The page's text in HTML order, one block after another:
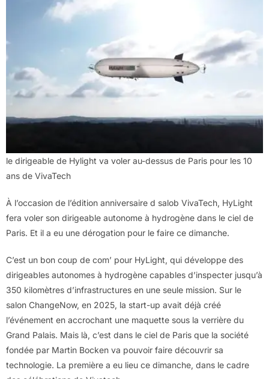
le dirigeable de Hylight va voler au-dessus de Paris pour les 10
ans de VivaTech
À l’occasion de l’édition anniversaire d salob VivaTech, HyLight
fera voler son dirigeable autonome à hydrogène dans le ciel de
Paris. Et il a eu une dérogation pour le faire ce dimanche.
C’est un bon coup de com’ pour HyLight, qui développe des
dirigeables autonomes à hydrogène capables d’inspecter jusqu’à
350 kilomètres d’infrastructures en une seule mission. Sur le
salon ChangeNow, en 2025, la start-up avait déjà créé
l’événement en accrochant une maquette sous la verrière du
Grand Palais. Mais là, c’est dans le ciel de Paris que la société
fondée par Martin Bocken va pouvoir faire découvrir sa
technologie. La première a eu lieu ce dimanche, dans le cadre